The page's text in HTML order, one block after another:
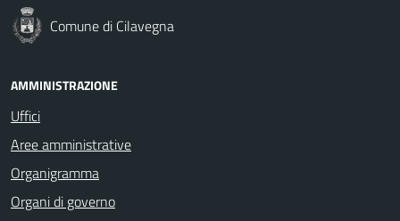
Comune di Cilavegna
AMMINISTRAZIONE
Uffici
Aree amministrative
Organigramma
Organi di governo